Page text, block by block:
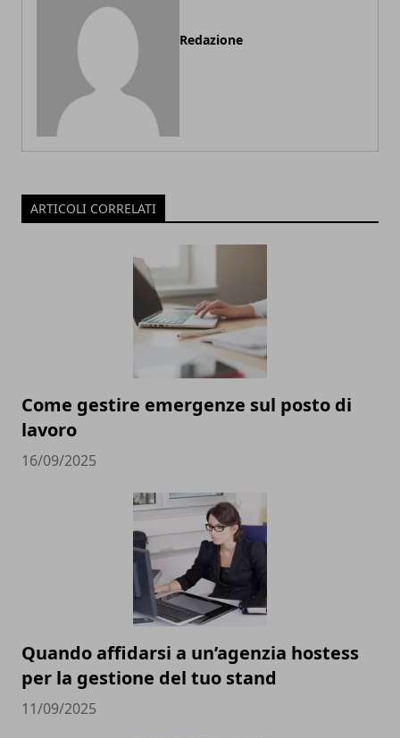
Redazione
ARTICOLI CORRELATI
Come gestire emergenze sul posto di
lavoro
16/09/2025
Quando affidarsi a un’agenzia hostess
per la gestione del tuo stand
11/09/2025